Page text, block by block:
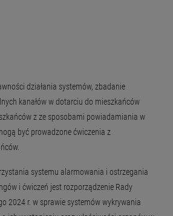
działania systemów, zbadanie
kanałów w dotarciu do mieszkańców
z ze sposobami powiadamiania w
być prowadzone ćwiczenia z
systemu alarmowania i ostrzegania
i ćwiczeń jest rozporządzenie Rady
2024 r. w sprawie systemów wykrywania